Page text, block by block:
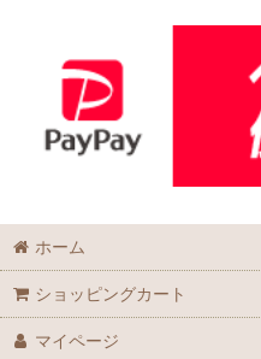
ホーム
ショッピングカート
マイページ